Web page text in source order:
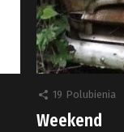
19 Polubienia
Weekend